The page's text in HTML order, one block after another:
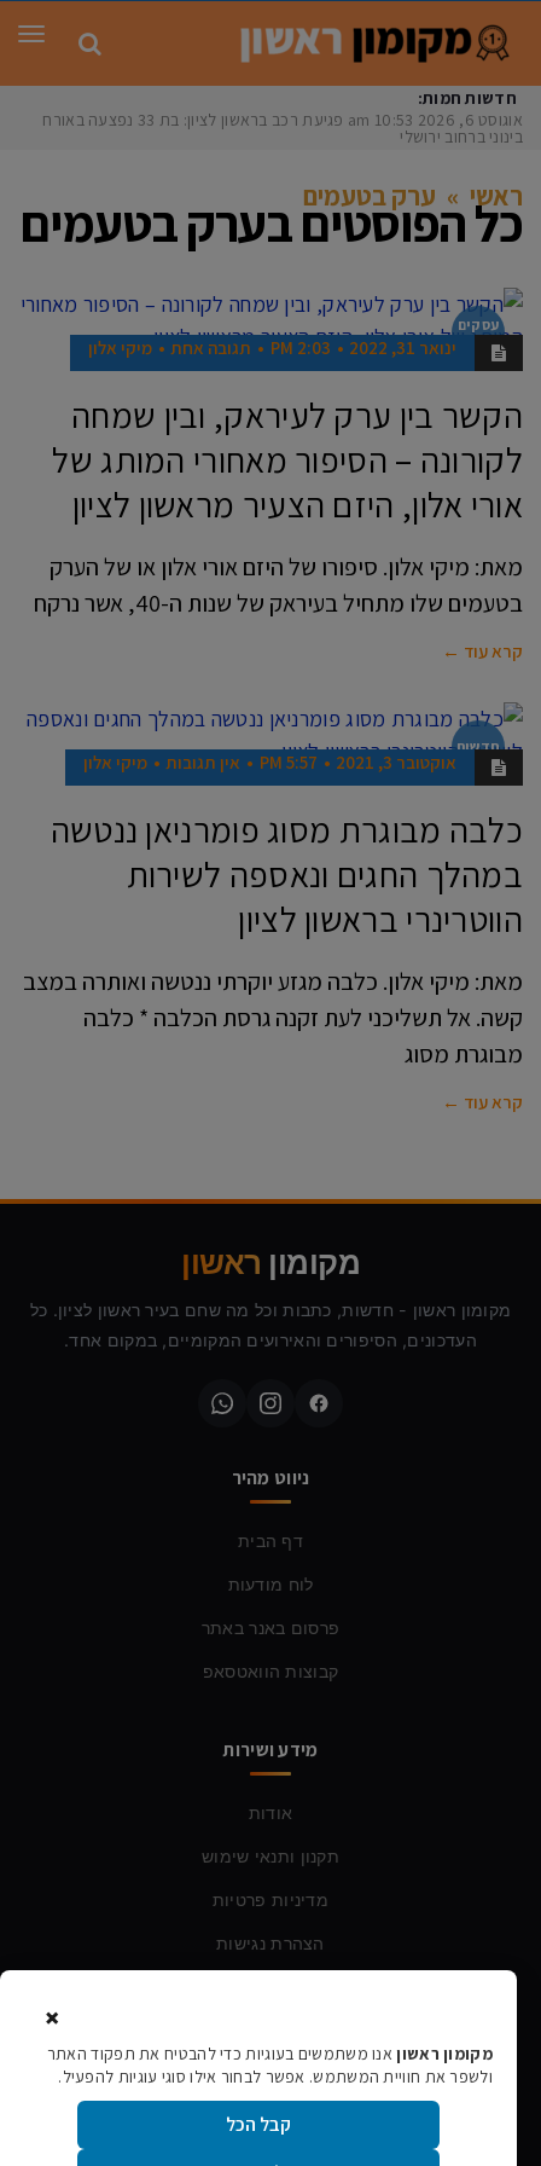
חדשות חמות:
אוגוסט 6, 2026
10:53 am פגיעת רכב בראשון לציון: בת 33 נפצעה באורח
בינוני ברחוב ירושלים
ראשי » ערק בטעמים
כל הפוסטים בערק בטעמים
עסקים
בראשון ינואר 31, 2022 2:03 PM תגובה אחת מיקי אלון
הקשר בין ערק לעיראק, ובין שמחה
לקורונה – הסיפור מאחורי המותג של
אורי אלון, היזם הצעיר מראשון לציון
מאת: מיקי אלון. סיפורו של היזם אורי אלון או של הערק
בטעמים שלו מתחיל בעיראק של שנות ה-40, אשר נרקח
קרא עוד ←
חדשות
אוקטובר 3, 2021 5:57 PM אין תגובות מיקי אלון
כלבה מבוגרת מסוג פומרניאן ננטשה
במהלך החגים ונאספה לשירות
הווטרינרי בראשון לציון
מאת: מיקי אלון. כלבה מגזע יוקרתי ננטשה ואותרה במצב
קשה. אל תשליכני לעת זקנה גרסת הכלבה * כלבה
מבוגרת מסוג
קרא עוד ←
מקומון ראשון
מקומון ראשון - חדשות, כתבות וכל מה שחם בעיר ראשון לציון. כל
העדכונים, הסיפורים והאירועים המקומיים, במקום אחד.
ניווט מהיר
דף הבית
לוח מודעות
פרסום באנר באתר
קבוצות הוואטסאפ
מידע ושירות
אודות
תקנון ותנאי שימוש
מדיניות פרטיות
הצהרת נגישות
טלפון: 054-760-6388
rishon106@gmail.com
×
מקומון ראשוןאנו משתמשים בעוגיות כדי להבטיח את תפקוד האתר
ולשפר את חוויית המשתמש. אפשר לבחור אילו סוגי עוגיות להפעיל.
קבל הכל